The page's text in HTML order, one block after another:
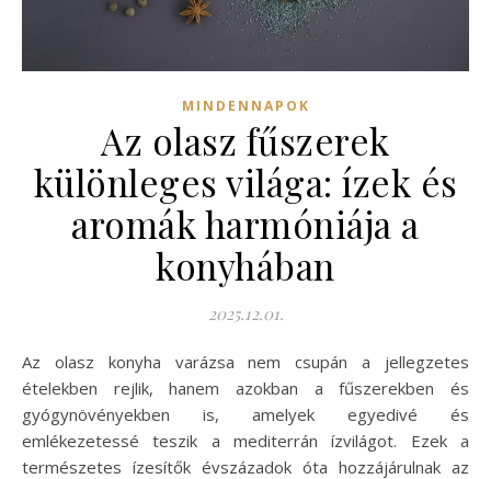
MINDENNAPOK
Az olasz fűszerek
különleges világa: ízek és
aromák harmóniája a
konyhában
2025.12.01.
Az olasz konyha varázsa nem csupán a jellegzetes
ételekben rejlik, hanem azokban a fűszerekben és
gyógynövényekben is, amelyek egyedivé és
emlékezetessé teszik a mediterrán ízvilágot. Ezek a
természetes ízesítők évszázadok óta hozzájárulnak az